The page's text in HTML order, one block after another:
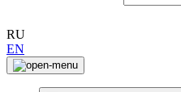
RU
EN